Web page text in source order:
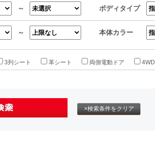
～ ボディタイプ
～ 本体カラー
3列シート 革シート 両側電動ドア 4WD
×検索条件をクリア